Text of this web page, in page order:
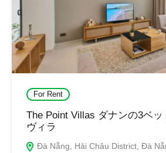
For Rent
The Point Villas ダナンの3ベッ
ヴィラ
Đà Nẵng, Hải Châu District, Đà